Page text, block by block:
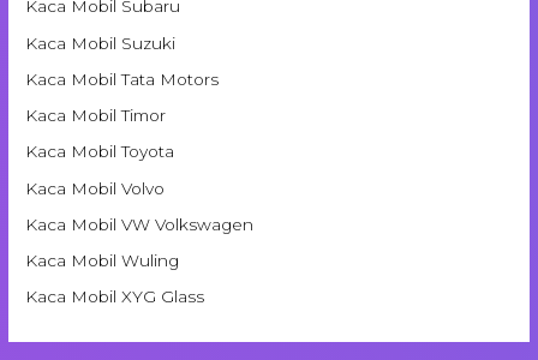
Kaca Mobil Subaru
Kaca Mobil Suzuki
Kaca Mobil Tata Motors
Kaca Mobil Timor
Kaca Mobil Toyota
Kaca Mobil Volvo
Kaca Mobil VW Volkswagen
Kaca Mobil Wuling
Kaca Mobil XYG Glass